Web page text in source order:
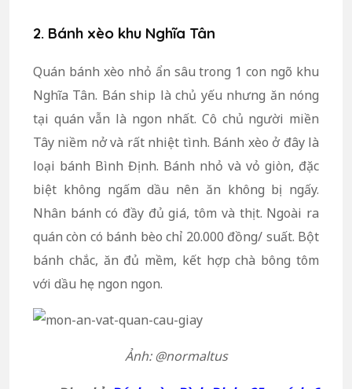
2. Bánh xèo khu Nghĩa Tân
Quán bánh xèo nhỏ ẩn sâu trong 1 con ngõ khu
Nghĩa Tân. Bán ship là chủ yếu nhưng ăn nóng
tại quán vẫn là ngon nhất. Cô chủ người miền
Tây niềm nở và rất nhiệt tình. Bánh xèo ở đây là
loại bánh Bình Định. Bánh nhỏ và vỏ giòn, đặc
biệt không ngấm dầu nên ăn không bị ngấy.
Nhân bánh có đầy đủ giá, tôm và thịt. Ngoài ra
quán còn có bánh bèo chỉ 20.000 đồng/ suất. Bột
bánh chắc, ăn đủ mềm, kết hợp chà bông tôm
với dầu hẹ ngon ngon.
Ảnh: @normaltus